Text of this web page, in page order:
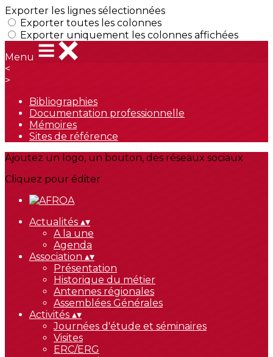
Exporter les lignes sélectionnées
Exporter toutes les colonnes
Exporter uniquement les colonnes affichées
Menu
<
>
Bibliographies
Documentation professionnelle
Mémoires
Sites de référence
Ajoutez un logo, un bouton, des réseaux sociaux
Cliquez pour éditer
Actualités ▴▾
A la une
Agenda
Association ▴▾
Présentation
Historique du métier
Antennes régionales
Assemblées Générales
Activités ▴▾
Journées d'étude et séminaires
Visites
ERC/ERG